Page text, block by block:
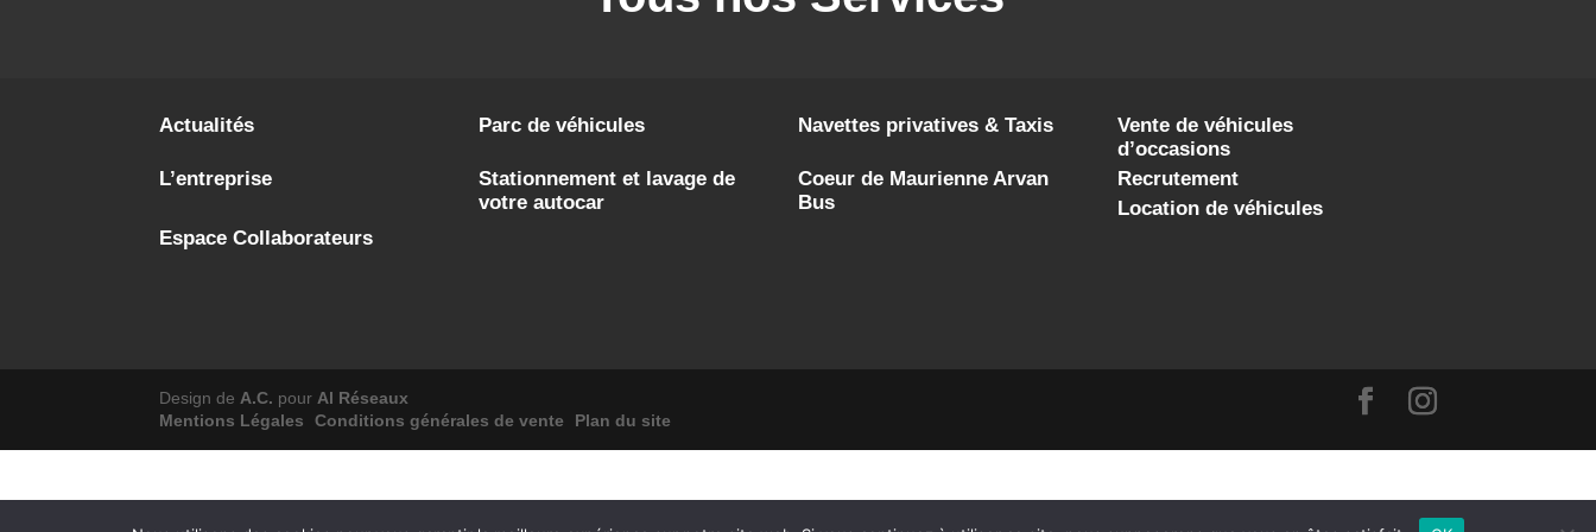
Actualités Parc de véhicules Navettes privatives & Taxis
Vente de véhicules
d’occasions
L’entreprise
Stationnement et lavage de
votre autocar
Coeur de Maurienne Arvan
Bus
Recrutement
Location de véhicules
Espace Collaborateurs
Design deA.C. pourAl Réseaux
Mentions Légales
Conditions générales de vente Plan du site